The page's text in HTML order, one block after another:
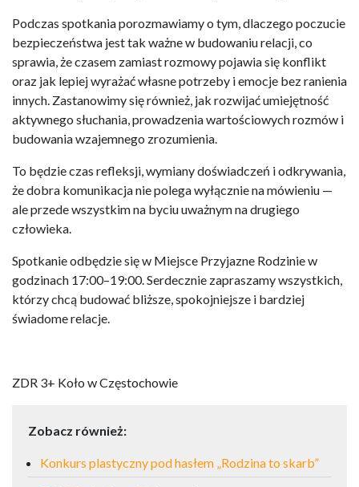
Podczas spotkania porozmawiamy o tym, dlaczego poczucie
bezpieczeństwa jest tak ważne w budowaniu relacji, co
sprawia, że czasem zamiast rozmowy pojawia się konflikt
oraz jak lepiej wyrażać własne potrzeby i emocje bez ranienia
innych. Zastanowimy się również, jak rozwijać umiejętność
aktywnego słuchania, prowadzenia wartościowych rozmów i
budowania wzajemnego zrozumienia.
To będzie czas refleksji, wymiany doświadczeń i odkrywania,
że dobra komunikacja nie polega wyłącznie na mówieniu —
ale przede wszystkim na byciu uważnym na drugiego
człowieka.
Spotkanie odbędzie się w Miejsce Przyjazne Rodzinie w
godzinach 17:00–19:00. Serdecznie zapraszamy wszystkich,
którzy chcą budować bliższe, spokojniejsze i bardziej
świadome relacje.
ZDR 3+ Koło w Częstochowie
Zobacz również:
Konkurs plastyczny pod hasłem „Rodzina to skarb”